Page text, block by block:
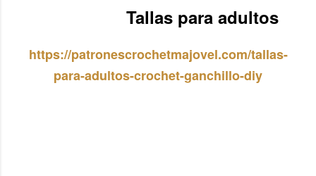
Tallas para adultos
https://patronescrochetmajovel.com/tallas-
para-adultos-crochet-ganchillo-diy